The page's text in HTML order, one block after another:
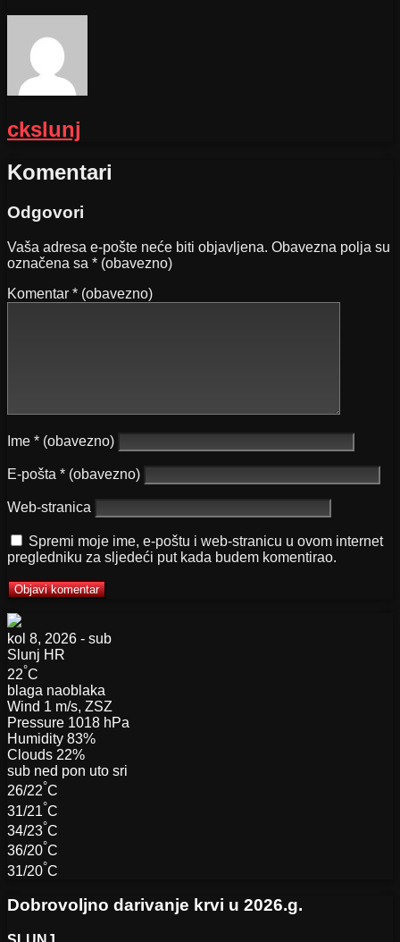
ckslunj
Komentari
Odgovori
Vaša adresa e-pošte neće biti objavljena. Obavezna polja su
označena sa * (obavezno)
Komentar * (obavezno)
Ime * (obavezno)
E-pošta * (obavezno)
Web-stranica
Spremi moje ime, e-poštu i web-stranicu u ovom internet
pregledniku za sljedeći put kada budem komentirao.
kol 8, 2026 - sub
Slunj HR
22°C
blaga naoblaka
Wind 1 m/s, ZSZ
Pressure 1018 hPa
Humidity 83%
Clouds 22%
sub ned pon uto sri
26/22°C
31/21°C
34/23°C
36/20°C
31/20°C
Dobrovoljno darivanje krvi u 2026.g.